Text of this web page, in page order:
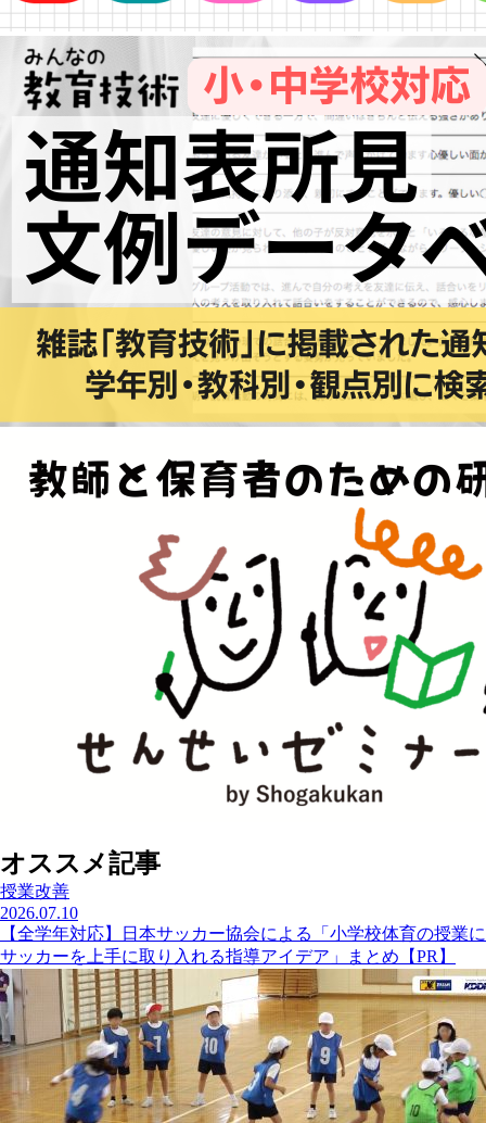
オススメ記事
授業改善
2026.07.10
【全学年対応】日本サッカー協会による「小学校体育の授業に
サッカーを上手に取り入れる指導アイデア」まとめ【PR】